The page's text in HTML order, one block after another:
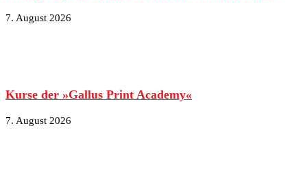
7. August 2026
Kurse der »Gallus Print Academy«
7. August 2026